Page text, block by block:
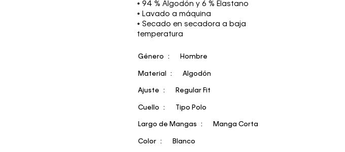
• 94 % Algodón y 6 % Elastano
• Lavado a máquina
• Secado en secadora a baja
temperatura
Género Hombre
Material Algodón
Ajuste Regular Fit
Cuello Tipo Polo
Largo de Mangas Manga Corta
Color Blanco